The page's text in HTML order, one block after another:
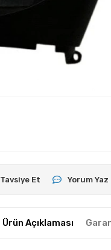
Tavsiye Et Yorum Yaz
Ürün Açıklaması